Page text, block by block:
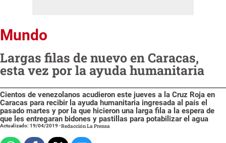
Mundo
Largas filas de nuevo en Caracas,
esta vez por la ayuda humanitaria
Cientos de venezolanos acudieron este jueves a la Cruz Roja en
Caracas para recibir la ayuda humanitaria ingresada al país el
pasado martes y por la que hicieron una larga fila a la espera de
que les entregaran bidones y pastillas para potabilizar el agua
Actualizado: 19/04/2019-Redacción La Prensa